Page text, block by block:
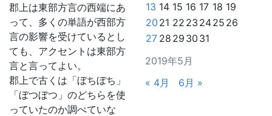
郡上は東部方言の西端にあ
って、多くの単語が西部方
言の影響を受けているとし
ても、アクセントは東部方
言と言ってよい。
郡上で古くは「ぼちぼち」
「ぼつぼつ」のどちらを使
っていたのか調べていな
2019年5月
13 14 15 16 17 18 19
20 21 22 23 2425 26
27 28 29 30 31
« 4月 6月 »